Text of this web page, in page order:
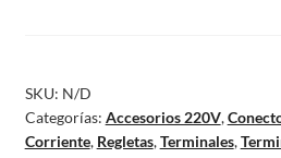
SKU: N/D
Categorías: Accesorios 220V,
Corriente, Regletas,Terminales,